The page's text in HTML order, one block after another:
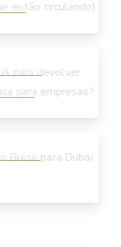
4
IA
isso
— Do